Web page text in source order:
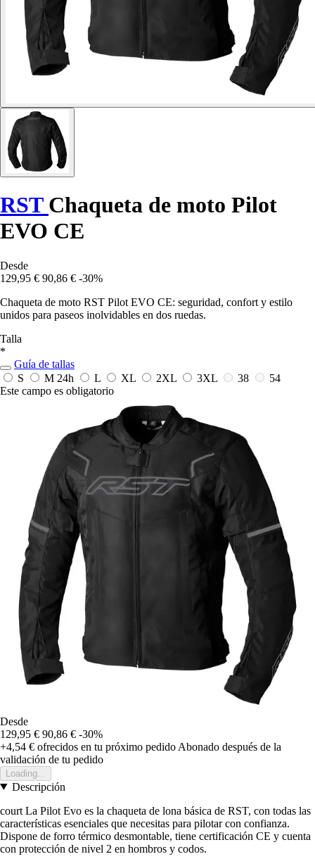
RST Chaqueta de moto Pilot
EVO CE
Desde
129,95 € 90,86 € -30%
Chaqueta de moto RST Pilot EVO CE: seguridad, confort y estilo
unidos para paseos inolvidables en dos ruedas.
Talla
*
Guía de tallas
S
M 24h L XL 2XL 3XL 38
54
Este campo es obligatorio
Desde
129,95 € 90,86 € -30%
+4,54 € ofrecidos en tu próximo pedido Abonado después de la
validación de tu pedido
Loading...
Descripción
court La Pilot Evo es la chaqueta de lona básica de RST, con todas las
características esenciales que necesitas para pilotar con confianza.
Dispone de forro térmico desmontable, tiene certificación CE y cuenta
con protección de nivel 2 en hombros y codos.